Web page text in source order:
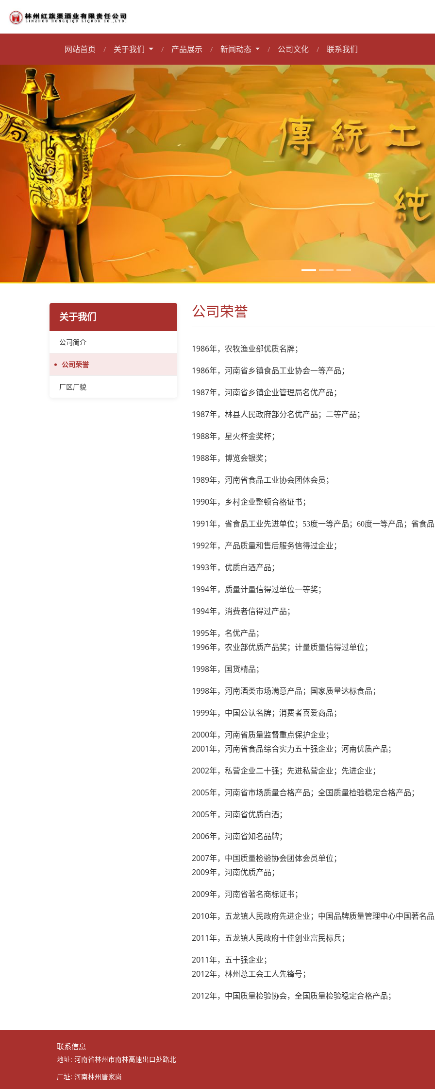
网站首页 / 关于我们 / 产品展示 / 新闻动态 / 公司文化 / 联系我们
上一张
关于我们
公司简介
公司荣誉
厂区厂貌
公司荣誉
1986年，农牧渔业部优质名牌；
1986年，河南省乡镇食品工业协会一等产品；
1987年，河南省乡镇企业管理局名优产品；
1987年，林县人民政府部分名优产品；二等产品；
1988年，星火杯金奖杯；
1988年，博览会银奖；
1989年，河南省食品工业协会团体会员；
1990年，乡村企业整顿合格证书；
1991年，省食品工业先进单位； 53度一等产品； 60度一等产品；省食
1992年，产品质量和售后服务信得过企业；
1993年，优质白酒产品；
1994年，质量计量信得过单位一等奖；
1994年，消费者信得过产品；
1995年，名优产品；
1996年，农业部优质产品奖；计量质量信得过单位；
1998年，国货精品；
1998年，河南酒类市场满意产品；国家质量达标食品；
1999年，中国公认名牌；消费者喜爱商品；
2000年，河南省质量监督重点保护企业；
2001年，河南省食品综合实力五十强企业；河南优质产品；
2002年，私营企业二十强；先进私营企业；先进企业；
2005年，河南省市场质量合格产品；全国质量检验稳定合格产品；
2005年，河南省优质白酒；
2006年，河南省知名品牌；
2007年，中国质量检验协会团体会员单位；
2009年，河南优质产品；
2009年，河南省著名商标证书；
2010年，五龙镇人民政府先进企业；中国品牌质量管理中心中国著名
2011年，五龙镇人民政府十佳创业富民标兵；
2011年，五十强企业；
2012年，林州总工会工人先锋号；
2012年，中国质量检验协会，全国质量检验稳定合格产品；
联系信息
地址: 河南省林州市南林高速出口处路北
厂址: 河南林州唐家岗